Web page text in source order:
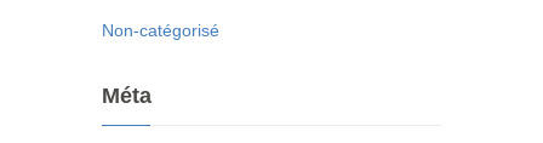
Non-catégorisé
Méta